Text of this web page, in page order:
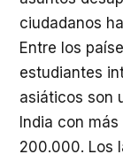
ciudadanos
Entre los
estudiantes
asiáticos son
India con
200.000. Los